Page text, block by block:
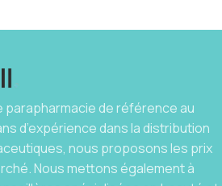
parapharmacie de référence au
d’expérience dans la distribution
nous proposons les prix
Nous mettons également à